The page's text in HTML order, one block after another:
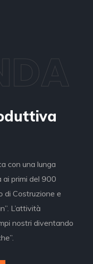
con una lunga
ai primi del 900
di Costruzione e
L’attività
nostri diventando